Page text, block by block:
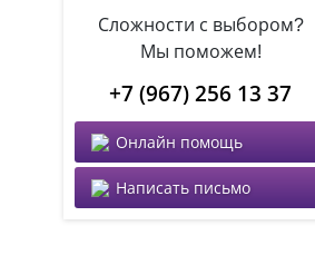
Сложности с выбором?
Мы поможем!
+7 (967) 256 13 37
Онлайн помощь
Написать письмо